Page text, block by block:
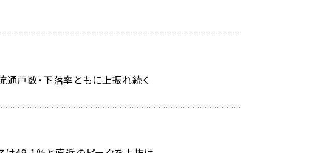
戸数・下落率ともに上振れ続く